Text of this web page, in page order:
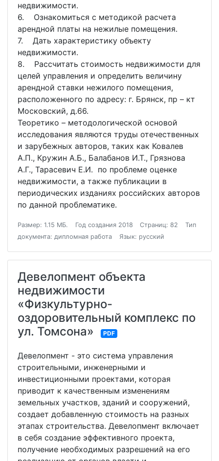
недвижимости.
6. Ознакомиться с методикой расчета
арендной платы на нежилые помещения.
7. Дать характеристику объекту
недвижимости.
8. Рассчитать стоимость недвижимости для
целей управления и определить величину
арендной ставки нежилого помещения,
расположенного по адресу: г. Брянск, пр – кт
Московский, д.66.
Теоретико – методологической основой
исследования являются труды отечественных
и зарубежных авторов, таких как Ковалев
А.П., Кружин А.Б., Балабанов И.Т., Грязнова
А.Г., Тарасевич Е.И. по проблеме оценке
недвижимости, а также публикации в
периодических изданиях российских авторов
по данной проблематике.
Размер: 1.15 МБ. Год создания 2018 Страниц: 82
Тип
документа: дипломная работа
Язык: русский
Девелопмент объекта
недвижимости
«Физкультурно-
оздоровительный комплекс по
ул. Томсона»
PDF
Девелопмент - это система управления
строительными, инженерными и
инвестиционными проектами, которая
приводит к качественным изменениям
земельных участков, зданий и сооружений,
создает добавленную стоимость на разных
этапах строительства. Девелопмент включает
в себя создание эффективного проекта,
получение необходимых разрешений на его